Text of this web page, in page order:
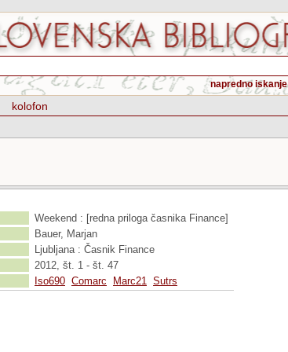
napredno iskanje
kolofon
Weekend : [redna priloga časnika Finance]
Bauer, Marjan
Ljubljana : Časnik Finance
2012, št. 1 - št. 47
Iso690 Comarc Marc21 Sutrs